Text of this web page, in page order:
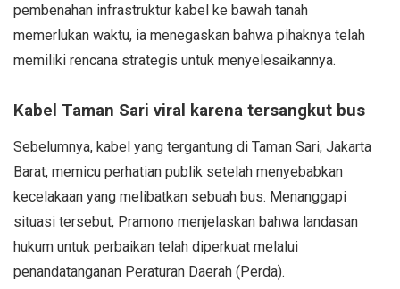
pembenahan infrastruktur kabel ke bawah tanah
memerlukan waktu, ia menegaskan bahwa pihaknya telah
memiliki rencana strategis untuk menyelesaikannya.
Kabel Taman Sari viral karena tersangkut bus
Sebelumnya, kabel yang tergantung di Taman Sari, Jakarta
Barat, memicu perhatian publik setelah menyebabkan
kecelakaan yang melibatkan sebuah bus. Menanggapi
situasi tersebut, Pramono menjelaskan bahwa landasan
hukum untuk perbaikan telah diperkuat melalui
penandatanganan Peraturan Daerah (Perda).